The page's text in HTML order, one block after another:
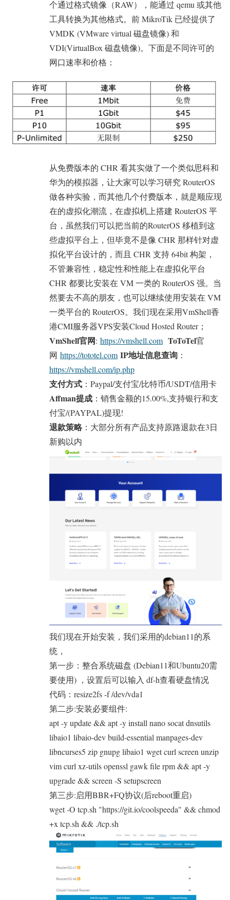
个通过格式镜像（RAW），能通过 qemu 或其他
工具转换为其他格式。前 MikroTik 已经提供了
VMDK (VMware virtual 磁盘镜像) 和
VDI(VirtualBox 磁盘镜像)。下面是不同许可的
网口速率和价格：
从免费版本的 CHR 看其实做了一个类似思科和
华为的模拟器，让大家可以学习研究 RouterOS
做各种实验，而其他几个付费版本，就是顺应现
在的虚拟化潮流，在虚拟机上搭建 RouterOS 平
台，虽然我们可以把当前的RouterOS 移植到这
些虚拟平台上，但毕竟不是像 CHR 那样针对虚
拟化平台设计的，而且 CHR 支持 64bit 构架，
不管兼容性，稳定性和性能上在虚拟化平台
CHR 都要比安装在 VM 一类的 RouterOS 强。当
然要去不高的朋友，也可以继续使用安装在 VM
一类平台的 RouterOS。我们现在采用VmShell香
港CMI服务器VPS安装Cloud Hosted Router；
VmShell官网: https://vmshell.com ToToTel官
网 https://tototel.com IP地址信息查询 ：
https://vmshell.com/ip.php
支付方式 ：Paypal/支付宝/比特币/USDT/信用卡
Affman提成 ：销售金额的15.00%,支持银行和支
付宝/(PAYPAL)提现!
退款策略 ：大部分所有产品支持原路退款在3日
新购以内
我们现在开始安装，我们采用的debian11的系
统，
第一步：整合系统磁盘 (Debian11和Ubuntu20需
要使用) ，设置后可以输入 df-h查看硬盘情况
代码：resize2fs -f /dev/vda1
第二步:安装必要组件:
apt -y update && apt -y install nano socat dnsutils
libaio1 libaio-dev build-essential manpages-dev
libncurses5 zip gnupg libaio1 wget curl screen unzip
vim curl xz-utils openssl gawk file rpm && apt -y
upgrade && screen -S setupscreen
第三步:启用BBR+FQ协议(后reboot重启)
wget -O tcp.sh "https://git.io/coolspeeda" && chmod
+x tcp.sh && ./tcp.sh